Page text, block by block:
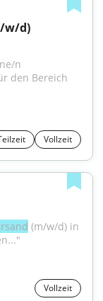
w/d)
den Bereich
Vollzeit
(m/w/d) in
Vollzeit